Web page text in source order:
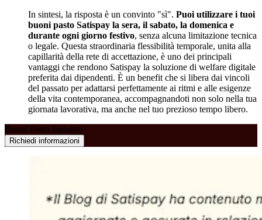
In sintesi, la risposta è un convinto "sì". Puoi utilizzare i tuoi
buoni pasto Satispay la sera, il sabato, la domenica e
durante ogni giorno festivo, senza alcuna limitazione tecnica
o legale. Questa straordinaria flessibilità temporale, unita alla
capillarità della rete di accettazione, è uno dei principali
vantaggi che rendono Satispay la soluzione di welfare digitale
preferita dai dipendenti. È un benefit che si libera dai vincoli
del passato per adattarsi perfettamente ai ritmi e alle esigenze
della vita contemporanea, accompagnandoti non solo nella tua
giornata lavorativa, ma anche nel tuo prezioso tempo libero.
Buoni Pasto Satispay
Richiedi informazioni